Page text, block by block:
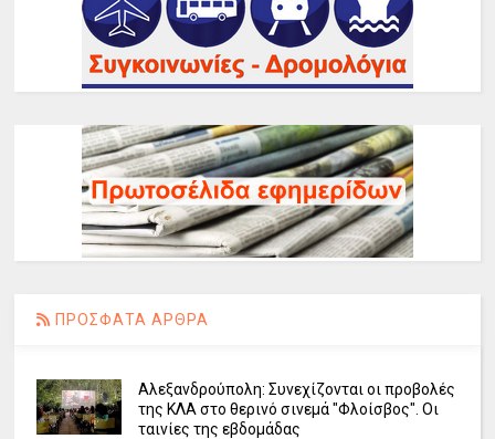
ΠΡΟΣΦΑΤΑ ΑΡΘΡΑ
Αλεξανδρούπολη: Συνεχίζονται οι προβολές
της ΚΛΑ στο θερινό σινεμά "Φλοίσβος". Οι
ταινίες της εβδομάδας